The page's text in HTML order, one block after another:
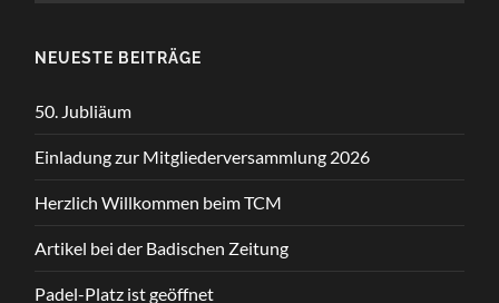
NEUESTE BEITRÄGE
50. Jubliäum
Einladung zur Mitgliederversammlung 2026
Herzlich Willkommen beim TCM
Artikel bei der Badischen Zeitung
Padel-Platz ist geöffnet